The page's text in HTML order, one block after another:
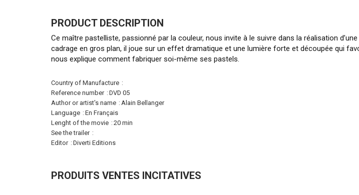
the
of
the
images
PRODUCT DESCRIPTION
Ce maître pastelliste, passionné par la couleur, nous invite à le suivre dans la réalisation
cadrage en gros plan, il joue sur un effet dramatique et une lumière forte et découpée qui
nous explique comment fabriquer soi-même ses pastels.
More
Information
Country of Manufacture
Reference number
DVD 05
Author or artist's name
Alain Bellanger
Language
En Français
Lenght of the movie
20 min
See the trailer
Editor
Diverti Editions
PRODUITS VENTES INCITATIVES